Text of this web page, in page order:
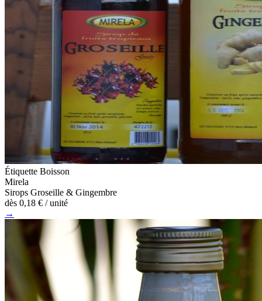
Étiquette Boisson
Mirela
Sirops Groseille & Gingembre
dès 0,18 € / unité
→